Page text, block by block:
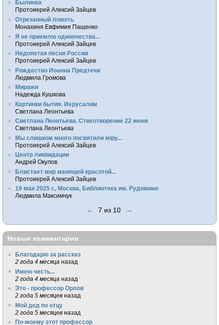
Былинка
Протоиерей Алексий Зайцев
Отрезанный ломоть
Монахиня Евфимия Пащенко
Я не приемлю одиночества...
Протоиерей Алексий Зайцев
Недопетая песня России
Протоиерей Алексий Зайцев
Рождество Иоанна Предтечи
Людмила Громова
Миражи
Надежда Кушкова
Картинки бытия. Иерусалим
Светлана Леонтьева
Светлана Леонтьева. Стихотворение 22 июня
Светлана Леонтьева
Мы слишком много посвятили мiру...
Протоиерей Алексий Зайцев
Центр ликвидации
Андрей Окулов
Блистает мир манящей красотой...
Протоиерей Алексий Зайцев
19 мая 2025 г., Москва, Библиотека им. Рудомино
Людмила Максимчук
← 7 из 10 →
Новые комментарии
Благодарю за рассказ
2 года 4 месяца назад
Имею честь...
2 года 4 месяца назад
Это - профессор Орлов
2 года 5 месяцев назад
Мой дед по отцу
2 года 5 месяцев назад
По-моему этот профессор